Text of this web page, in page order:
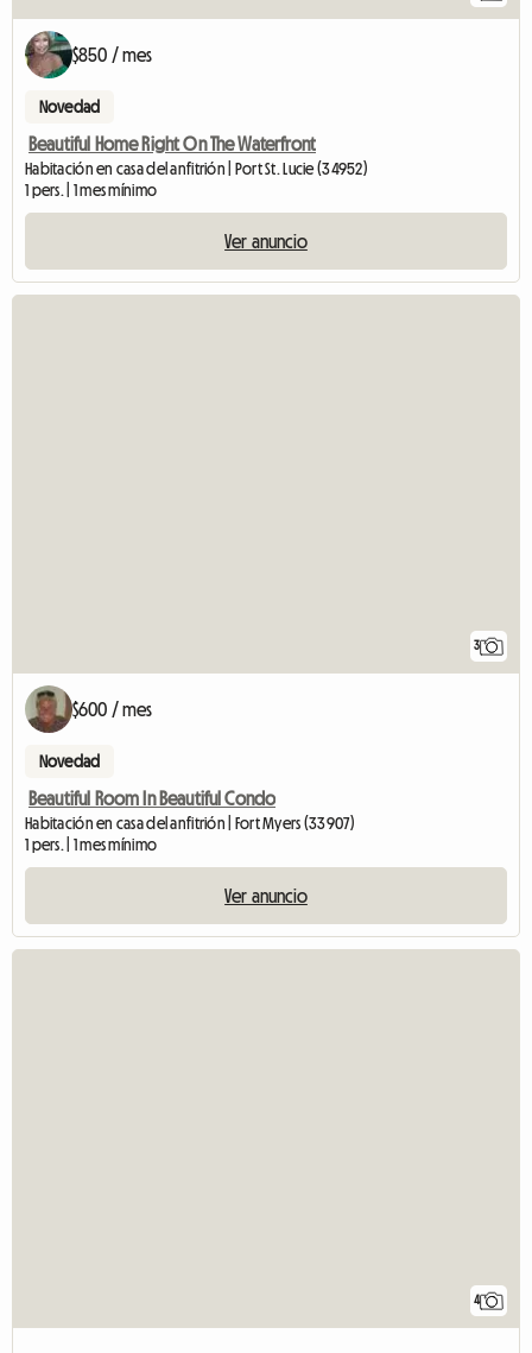
$850 / mes
Novedad
Beautiful Home Right On The Waterfront
Habitación en casa del anfitrión | Port St. Lucie (34952)
1 pers. | 1 mes mínimo
Ver anuncio
3
$600 / mes
Novedad
Beautiful Room In Beautiful Condo
Habitación en casa del anfitrión | Fort Myers (33907)
1 pers. | 1 mes mínimo
Ver anuncio
4